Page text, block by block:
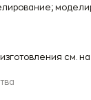
см.